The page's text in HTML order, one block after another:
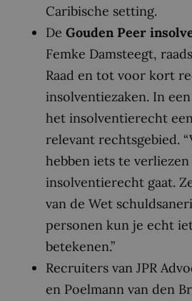
Caribische setting.
De Gouden Peer
Femke Damsteegt,
Raad en tot voor kort
insolventiezaken. In
het insolventierecht
relevant rechtsgebied.
hebben iets te
insolventierecht gaat.
van de Wet
personen kun je echt
betekenen.”
Recruiters van JPR
en Poelmann van den